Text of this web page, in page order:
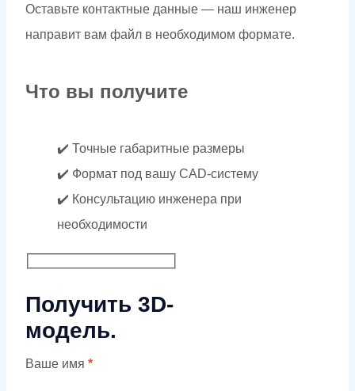
Оставьте контактные данные — наш инженер
направит вам файл в необходимом формате.
Что вы получите
✔️ Точные габаритные размеры
✔️ Формат под вашу CAD-систему
✔️ Консультацию инженера при
необходимости
Получить 3D-
модель.
Ваше имя *